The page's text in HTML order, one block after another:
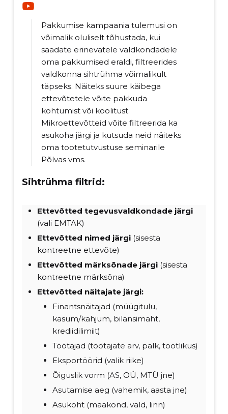
Pakkumise kampaania tulemusi on
võimalik oluliselt tõhustada, kui
saadate erinevatele valdkondadele
oma pakkumised eraldi, filtreerides
valdkonna sihtrühma võimalikult
täpseks. Näiteks suure käibega
ettevõtetele võite pakkuda
kohtumist või koolitust.
Mikroettevõtteid võite filtreerida ka
asukoha järgi ja kutsuda neid näiteks
oma tootetutvustuse seminarile
Põlvas vms.
Sihtrühma filtrid:
Ettevõtted tegevusvaldkondade järgi
(vali EMTAK)
Ettevõtted nimed järgi (sisesta
kontreetne ettevõte)
Ettevõtted märksõnade järgi (sisesta
kontreetne märksõna)
Ettevõtted näitajate järgi:
Finantsnäitajad (müügitulu,
kasum/kahjum, bilansimaht,
krediidilimiit)
Töötajad (töötajate arv, palk, tootlikus)
Eksportöörid (valik riike)
Õiguslik vorm (AS, OÜ, MTÜ jne)
Asutamise aeg (vahemik, aasta jne)
Asukoht (maakond, vald, linn)